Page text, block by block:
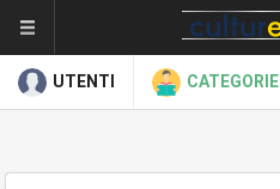
UTENTI CATEGORIE